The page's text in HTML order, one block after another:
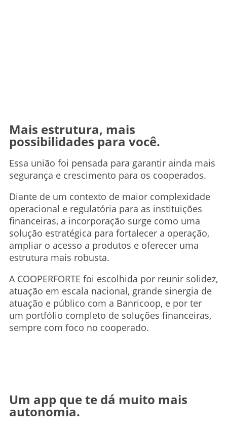
Mais estrutura, mais
possibilidades para você.
Essa união foi pensada para garantir ainda mais
segurança e crescimento para os cooperados.
Diante de um contexto de maior complexidade
operacional e regulatória para as instituições
financeiras, a incorporação surge como uma
solução estratégica para fortalecer a operação,
ampliar o acesso a produtos e oferecer uma
estrutura mais robusta.
A COOPERFORTE foi escolhida por reunir solidez,
atuação em escala nacional, grande sinergia de
atuação e público com a Banricoop, e por ter
um portfólio completo de soluções financeiras,
sempre com foco no cooperado.
Um app que te dá muito mais
autonomia.